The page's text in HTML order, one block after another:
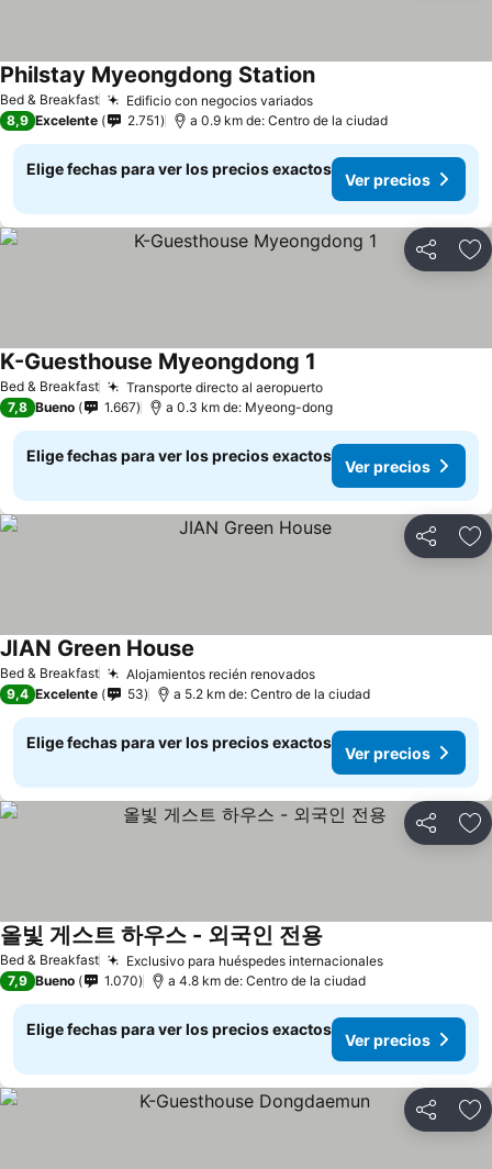
Bed & Breakfast Edificio con negocios variadosVer precios
Philstay Myeongdong StationVer precios
8,9 Excelente 2.751 a 0.9 km de: Centro de la ciudad
Elige fechas para ver los precios exactos
Ver precios
Compartir
Bed & Breakfast Transporte directo al aeropuertoVer precios
K-Guesthouse Myeongdong 1
7,8 Bueno 1.667 a 0.3 km de: Myeong-dong
Elige fechas para ver los precios exactos
Ver precios
Compartir
Bed & Breakfast Alojamientos recién renovadosVer precios
JIAN Green House
9,4 Excelente 53 a 5.2 km de: Centro de la ciudad
Elige fechas para ver los precios exactos
Ver precios
Compartir
Bed & Breakfast Exclusivo para huéspedes internacionalesVer precios
올빛 게스트 하우스 - 외국인 전용
7,9 Bueno 1.070 a 4.8 km de: Centro de la ciudad
Elige fechas para ver los precios exactos
Ver precios
Compartir